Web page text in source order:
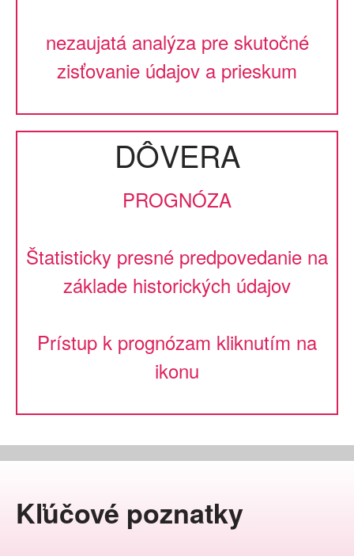
nezaujatá analýza pre skutočné
zisťovanie údajov a prieskum
DÔVERA
PROGNÓZA
Štatisticky presné predpovedanie na
základe historických údajov
Prístup k prognózam kliknutím na
ikonu
Kľúčové poznatky